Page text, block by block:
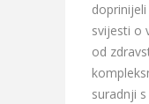
svijesti o
od
suradnji